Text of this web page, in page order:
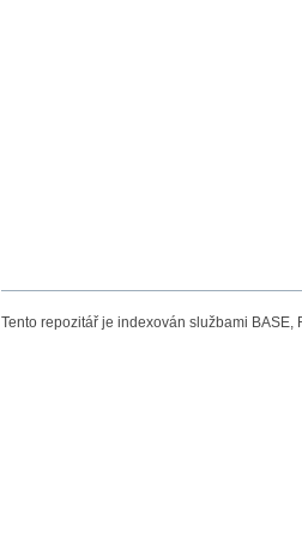
Tento repozitář je indexován službami BASE,